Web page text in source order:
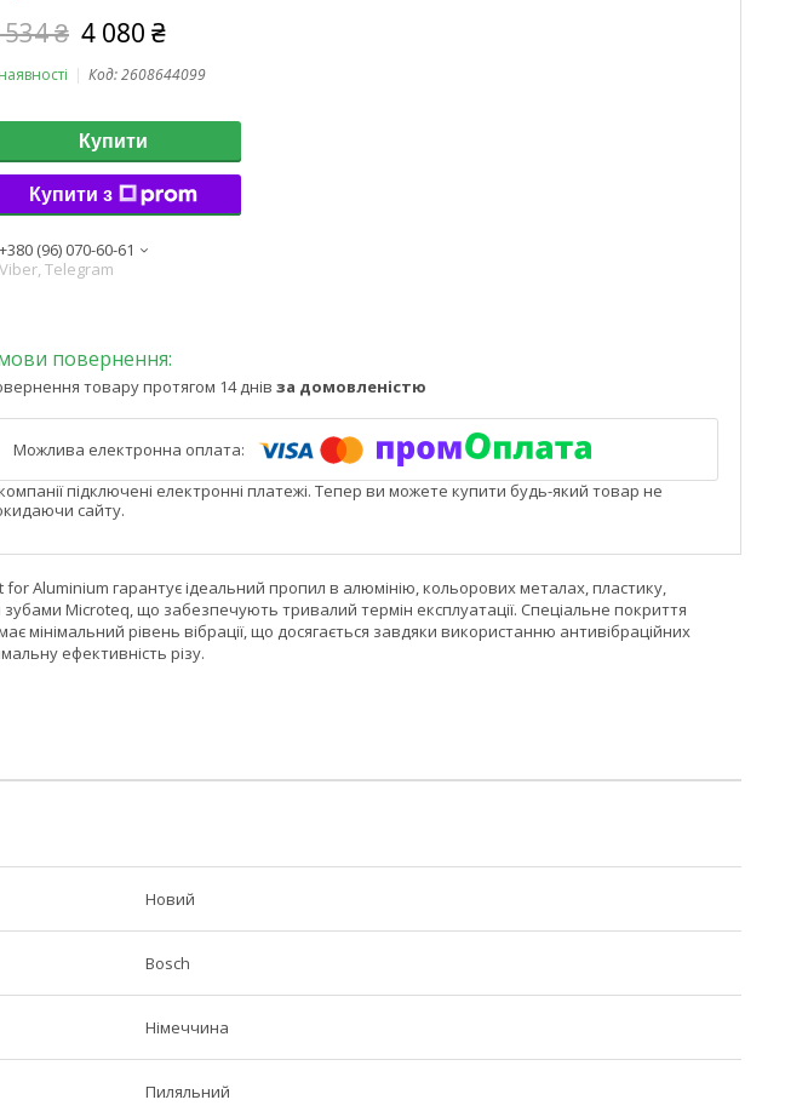
₴ 4 080 ₴
Код:2608644099
Купити
Купити з
+380 (96) 070-60-61
Viber, Telegram
товару протягом 14 днів за домовленістю
підключені електронні платежі. Тепер ви можете купити будь-який товар не
сайту.
Aluminium гарантує ідеальний пропил в алюмінію, кольорових металах, пластику,
Microteq, що забезпечують тривалий термін експлуатації. Спеціальне покриття
мінімальний рівень вібрації, що досягається завдяки використанню антивібраційних
ефективність різу.
Новий
Bosch
Німеччина
Пиляльний